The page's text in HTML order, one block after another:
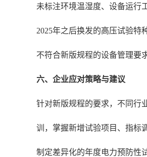
未标注环境温湿度、设备运行
2025年之后换发的高压试验特
不符合新版规程的设备管理要求
六、企业应对策略与建议
针对新版规程的要求，不同行
训，掌握新增试验项目、指标
制定差异化的年度电力预防性